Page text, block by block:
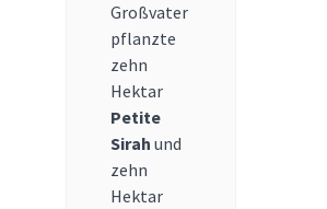
Großvater
pflanzte
zehn
Hektar
Petite
Sirah und
zehn
Hektar